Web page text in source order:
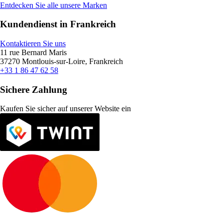
Entdecken Sie alle unsere Marken
Kundendienst in Frankreich
Kontaktieren Sie uns
11 rue Bernard Maris
37270 Montlouis-sur-Loire, Frankreich
+33 1 86 47 62 58
Sichere Zahlung
Kaufen Sie sicher auf unserer Website ein